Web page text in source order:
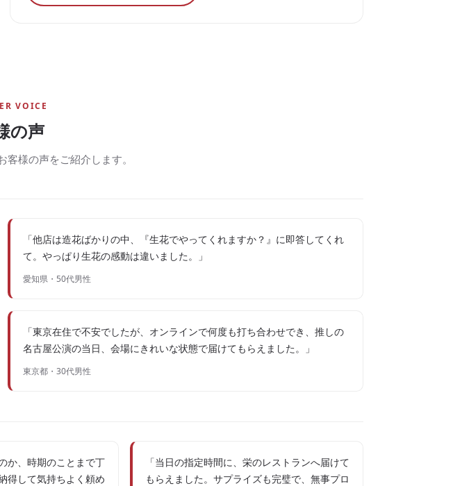
VOICE
の声
様の声をご紹介します。
「他店は造花ばかりの中、『生花でやってくれますか？』に即答してくれ
て。やっぱり生花の感動は違いました。」
愛知県・50代男性
「東京在住で不安でしたが、オンラインで何度も打ち合わせでき、推しの
名古屋公演の当日、会場にきれいな状態で届けてもらえました。」
東京都・30代男性
か、時期のことまで丁
得して気持ちよく頼め
「当日の指定時間に、栄のレストランへ届けて
もらえました。サプライズも完璧で、無事プロ